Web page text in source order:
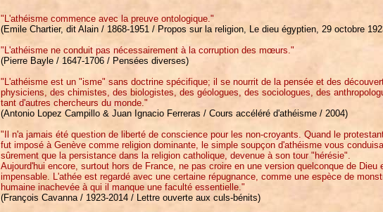
"L'athéisme commence avec la preuve ontologique."
(Emile Chartier, dit Alain / 1868-1951 / Propos sur la religion, Le dieu égyptien, 29 octobre
"L'athéisme ne conduit pas nécessairement à la corruption des mœurs."
(Pierre Bayle / 1647-1706 / Pensées diverses)
"L'athéisme est un "isme" sans doctrine spécifique; il se nourrit de la pensée et des
physiciens, des chimistes, des biologistes, des géologues, des sociologues, des
tant d'autres chercheurs du monde."
(Antonio Lopez Campillo & Juan Ignacio Ferreras / Cours accéléré d'athéisme / 2004)
"Il n'a jamais été question de liberté de conscience pour les non-croyants. Quand le
fut imposé à Genève comme religion dominante, le simple soupçon d'athéisme vous
sûrement que la persistance dans la religion catholique, devenue à son tour "hérésie".
Aujourd'hui encore, surtout hors de France, ne pas croire en une version quelconque de Dieu
impensable. L'athée est regardé avec une certaine répugnance, comme une espèce de
humaine inachevée à qui il manque une faculté essentielle."
(François Cavanna / 1923-2014 / Lettre ouverte aux culs-bénits)